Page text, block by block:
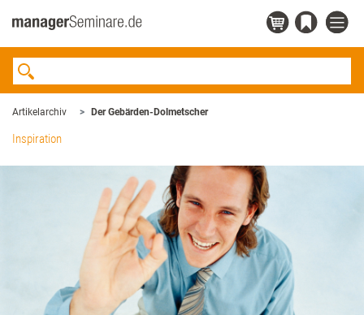
Artikelarchiv Der Gebärden-­Dolmetscher
Inspiration